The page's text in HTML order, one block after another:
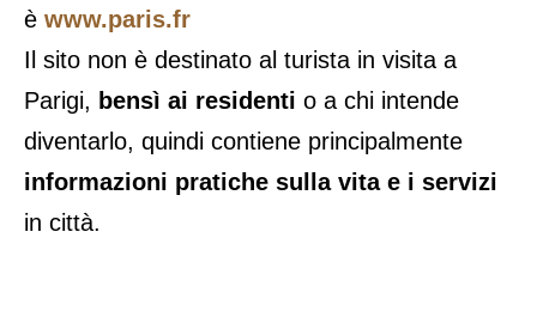
è www.paris.fr
Il sito non è destinato al turista in visita a
Parigi, bensì ai residenti o a chi intende
diventarlo, quindi contiene principalmente
informazioni pratiche sulla vita e i servizi
in città.